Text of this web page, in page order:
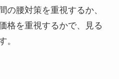
の腰対策を重視するか、
格を重視するかで、見る
。